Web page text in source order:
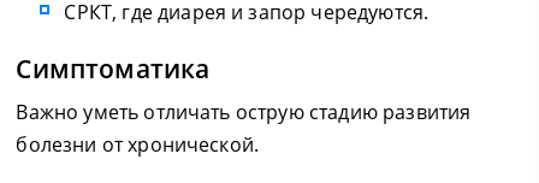
СРКТ, где диарея и запор чередуются.
Симптоматика
Важно уметь отличать острую стадию развития
болезни от хронической.